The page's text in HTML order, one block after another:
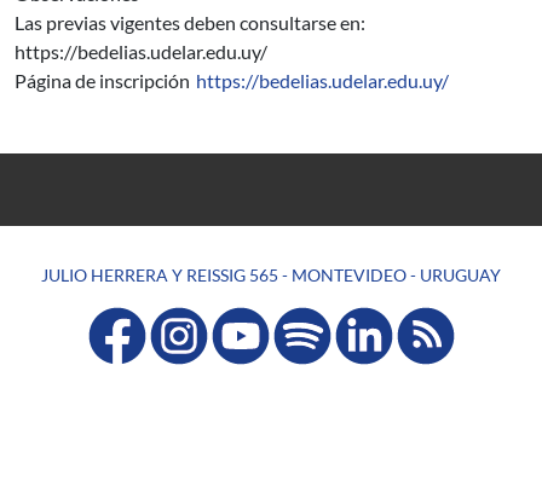
Las previas vigentes deben consultarse en:
https://bedelias.udelar.edu.uy/
Página de inscripción https://bedelias.udelar.edu.uy/
JULIO HERRERA Y REISSIG 565 - MONTEVIDEO - URUGUAY